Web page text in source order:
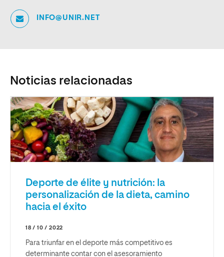
INFO@UNIR.NET
Noticias relacionadas
Deporte de élite y nutrición: la
personalización de la dieta, camino
hacia el éxito
18 / 10 / 2022
Para triunfar en el deporte más competitivo es
determinante contar con el asesoramiento